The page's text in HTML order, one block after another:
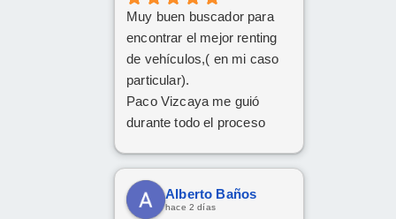
implicación y
profesionalidad, al final han
conseguido sacar adelante
la operación de renting.
Da gusto encontrarse con
personas así. ¡Mil gracias
Muy buen buscador para
encontrar el mejor renting
de vehículos,( en mi caso
particular).
Paco Vizcaya me guió
durante todo el proceso
Formentor al mejor precio.
Ahora a esperar la entrega
que esperamos sea lo más
Alberto Baños
hace 2 días